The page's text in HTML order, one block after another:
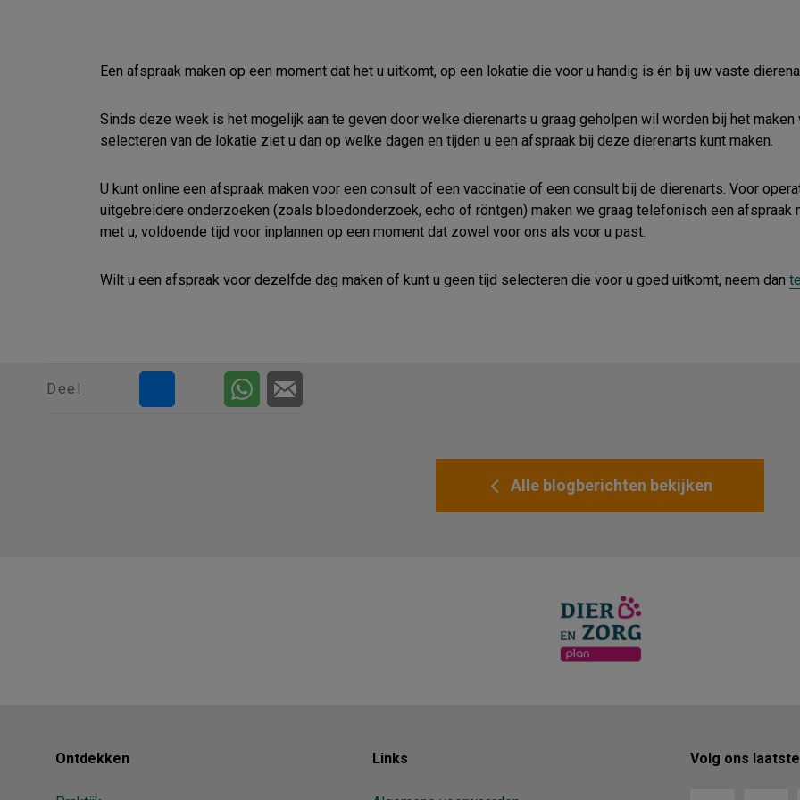
Een afspraak maken op een moment dat het u uitkomt, op een lokatie die voor u handig is én bij uw vaste
Sinds deze week is het mogelijk aan te geven door welke dierenarts u graag geholpen wil worden bij het
selecteren van de lokatie ziet u dan op welke dagen en tijden u een afspraak bij deze dierenarts kunt maken.
U kunt online een afspraak maken voor een consult of een vaccinatie of een consult bij de dierenarts. Voor
uitgebreidere onderzoeken (zoals bloedonderzoek, echo of röntgen) maken we graag telefonisch een afspraak
met u, voldoende tijd voor inplannen op een moment dat zowel voor ons als voor u past.
Wilt u een afspraak voor dezelfde dag maken of kunt u geen tijd selecteren die voor u goed uitkomt, neem dan
Deel
Alle blogberichten bekijken
Ontdekken Links Volg ons